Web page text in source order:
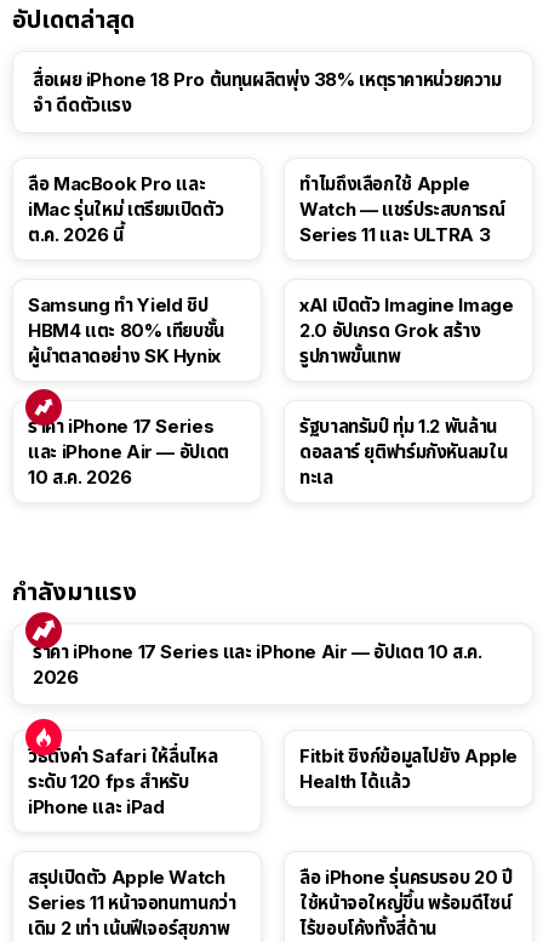
อัปเดตล่าสุด
สื่อเผย iPhone 18 Pro ต้นทุนผลิตพุ่ง 38% เหตุราคาหน่วยความ
จำ ดีดตัวแรง
ลือ MacBook Pro และ
iMac รุ่นใหม่ เตรียมเปิดตัว
ต.ค. 2026 นี้
ทำไมถึงเลือกใช้ Apple
Watch — แชร์ประสบการณ์
Series 11 และ ULTRA 3
Samsung ทำ Yield ชิป
HBM4 แตะ 80% เทียบชั้น
ผู้นำตลาดอย่าง SK Hynix
xAI เปิดตัว Imagine Image
2.0 อัปเกรด Grok สร้าง
รูปภาพขั้นเทพ
ราคา iPhone 17 Series
และ iPhone Air — อัปเดต
10 ส.ค. 2026
รัฐบาลทรัมป์ ทุ่ม 1.2 พันล้าน
ดอลลาร์ ยุติฟาร์มกังหันลมใน
ทะเล
กำลังมาแรง
ราคา iPhone 17 Series และ iPhone Air — อัปเดต 10 ส.ค.
2026
วิธีตั้งค่า Safari ให้ลื่นไหล
ระดับ 120 fps สำหรับ
iPhone และ iPad
Fitbit ซิงก์ข้อมูลไปยัง Apple
Health ได้แล้ว
สรุปเปิดตัว Apple Watch
Series 11 หน้าจอทนทานกว่า
เดิม 2 เท่า เน้นฟีเจอร์สุขภาพ
ลือ iPhone รุ่นครบรอบ 20 ปี
ใช้หน้าจอใหญ่ขึ้น พร้อมดีไซน์
ไร้ขอบโค้งทั้งสี่ด้าน